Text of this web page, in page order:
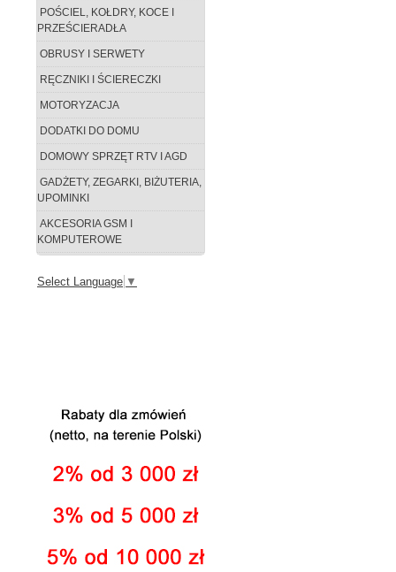
POŚCIEL, KOŁDRY, KOCE I
PRZEŚCIERADŁA
OBRUSY I SERWETY
RĘCZNIKI I ŚCIERECZKI
MOTORYZACJA
DODATKI DO DOMU
DOMOWY SPRZĘT RTV I AGD
GADŻETY, ZEGARKI, BIŻUTERIA,
UPOMINKI
AKCESORIA GSM I
KOMPUTEROWE
Select Language ▼